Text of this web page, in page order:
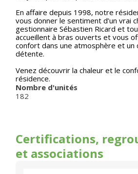
En affaire depuis 1998, notre
vous donner le sentiment d’un vrai
gestionnaire Sébastien Ricard et
accueillent à bras ouverts et vous
confort dans une atmosphère et un
détente.
Venez découvrir la chaleur et le
résidence.
Nombre d'unités
182
Certifications,
et associations